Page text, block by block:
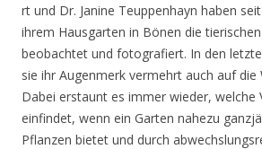
rt und Dr. Janine Teuppenhayn haben
ihrem Hausgarten in Bönen die
beobachtet und fotografiert. In den
sie ihr Augenmerk vermehrt auch auf die
Dabei erstaunt es immer wieder, welche
einfindet, wenn ein Garten nahezu
Pflanzen bietet und durch